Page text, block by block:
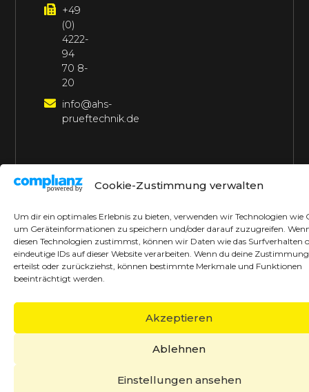
Cookie-Zustimmung verwalten
Um dir ein optimales Erlebnis zu bieten, verwenden wir Technologien wie
um Geräteinformationen zu speichern und/oder darauf zuzugreifen.
diesen Technologien zustimmst, können wir Daten wie das Surfverhalten
eindeutige IDs auf dieser Website verarbeiten. Wenn du deine
erteilst oder zurückziehst, können bestimmte Merkmale und Funktionen
beeinträchtigt werden.
Akzeptieren
Ablehnen
Einstellungen ansehen
+49
(0)
4222-
94
70 8-
20
info@ahs-
prueftechnik.de
©2026 AHS PrüftechnikAlle Rechte vorbehalten